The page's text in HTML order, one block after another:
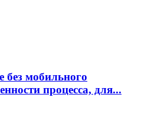
без мобильного
процесса, для...